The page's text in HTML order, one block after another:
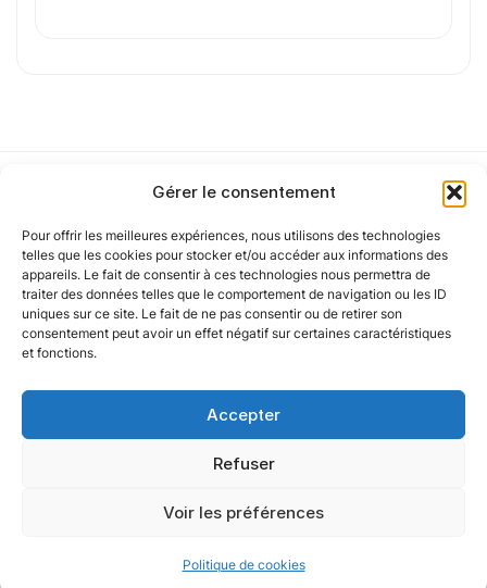
Gérer le consentement
Pour offrir les meilleures expériences, nous utilisons des technologies
telles que les cookies pour stocker et/ou accéder aux informations des
appareils. Le fait de consentir à ces technologies nous permettra de
traiter des données telles que le comportement de navigation ou les ID
uniques sur ce site. Le fait de ne pas consentir ou de retirer son
consentement peut avoir un effet négatif sur certaines caractéristiques
et fonctions.
Accepter
Refuser
Voir les préférences
Politique de cookies
vérifié par un auteur humain.
Notre politique
Nos agences
Nos autres marques
Nos réseaux